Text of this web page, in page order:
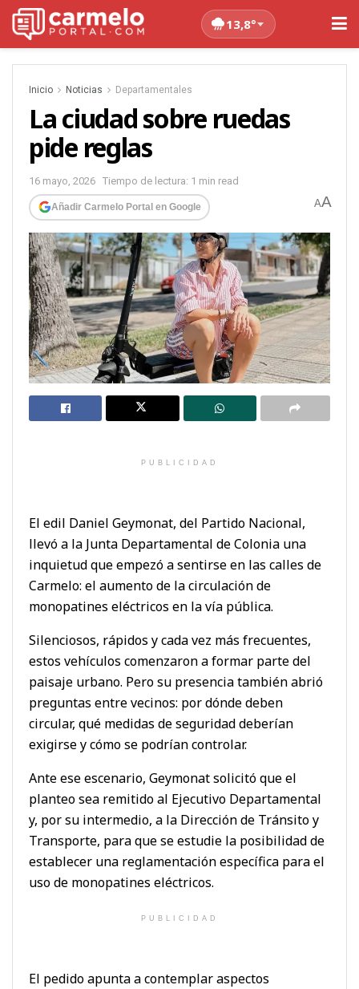
13,8°
Inicio Noticias Departamentales
La ciudad sobre ruedas
pide reglas
16 mayo, 2026 Tiempo de lectura: 1 min read
Añadir Carmelo Portal en Google AA
PUBLICIDAD
El edil Daniel Geymonat, del Partido Nacional,
llevó a la Junta Departamental de Colonia una
inquietud que empezó a sentirse en las calles de
Carmelo: el aumento de la circulación de
monopatines eléctricos en la vía pública.
Silenciosos, rápidos y cada vez más frecuentes,
estos vehículos comenzaron a formar parte del
paisaje urbano. Pero su presencia también abrió
preguntas entre vecinos: por dónde deben
circular, qué medidas de seguridad deberían
exigirse y cómo se podrían controlar.
Ante ese escenario, Geymonat solicitó que el
planteo sea remitido al Ejecutivo Departamental
y, por su intermedio, a la Dirección de Tránsito y
Transporte, para que se estudie la posibilidad de
establecer una reglamentación específica para el
uso de monopatines eléctricos.
PUBLICIDAD
El pedido apunta a contemplar aspectos